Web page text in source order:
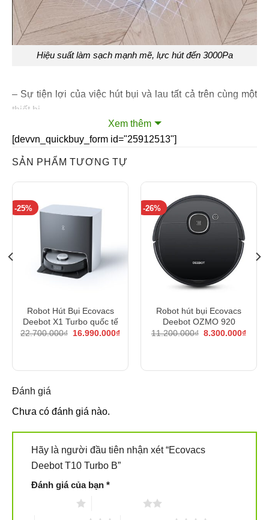
Hiệu suất làm sạch mạnh mẽ, lực hút đến 3000Pa
– Sự tiện lợi của việc hút bụi và lau tất cả trên cùng một
thiết bị.
– Hút bụi – Với công suất hút 3000Pa, Robot sẽ loại bỏ
bụi và mảnh vụn một cách hiệu quả – tất cả đều có sự hỗ
trợ của chổi hai bên và chổi chính. Và nó tự động tăng
sức mạnh khi chuyển từ sàn cứng sang thảm để làm
sạch sâu hơn.
Hệ thống lau sàn xoay OZMO ™ Turbo 3.0
Xem thêm
[devvn_quickbuy_form id="25912513"]
SẢN PHẨM TƯƠNG TỰ
-25%
Robot Hút Bụi Ecovacs
Deebot X1 Turbo quốc tế
22.700.000₫ Giá
16.990.000₫Giá
16.990.000₫.
-26%
Robot hút bụi Ecovacs
Deebot OZMO 920
11.200.000₫ Giá
8.300.000₫Giá
Đánh giá
Chưa có đánh giá nào.
Hãy là người đầu tiên nhận xét “Ecovacs
Deebot T10 Turbo B”
Đánh giá của bạn *